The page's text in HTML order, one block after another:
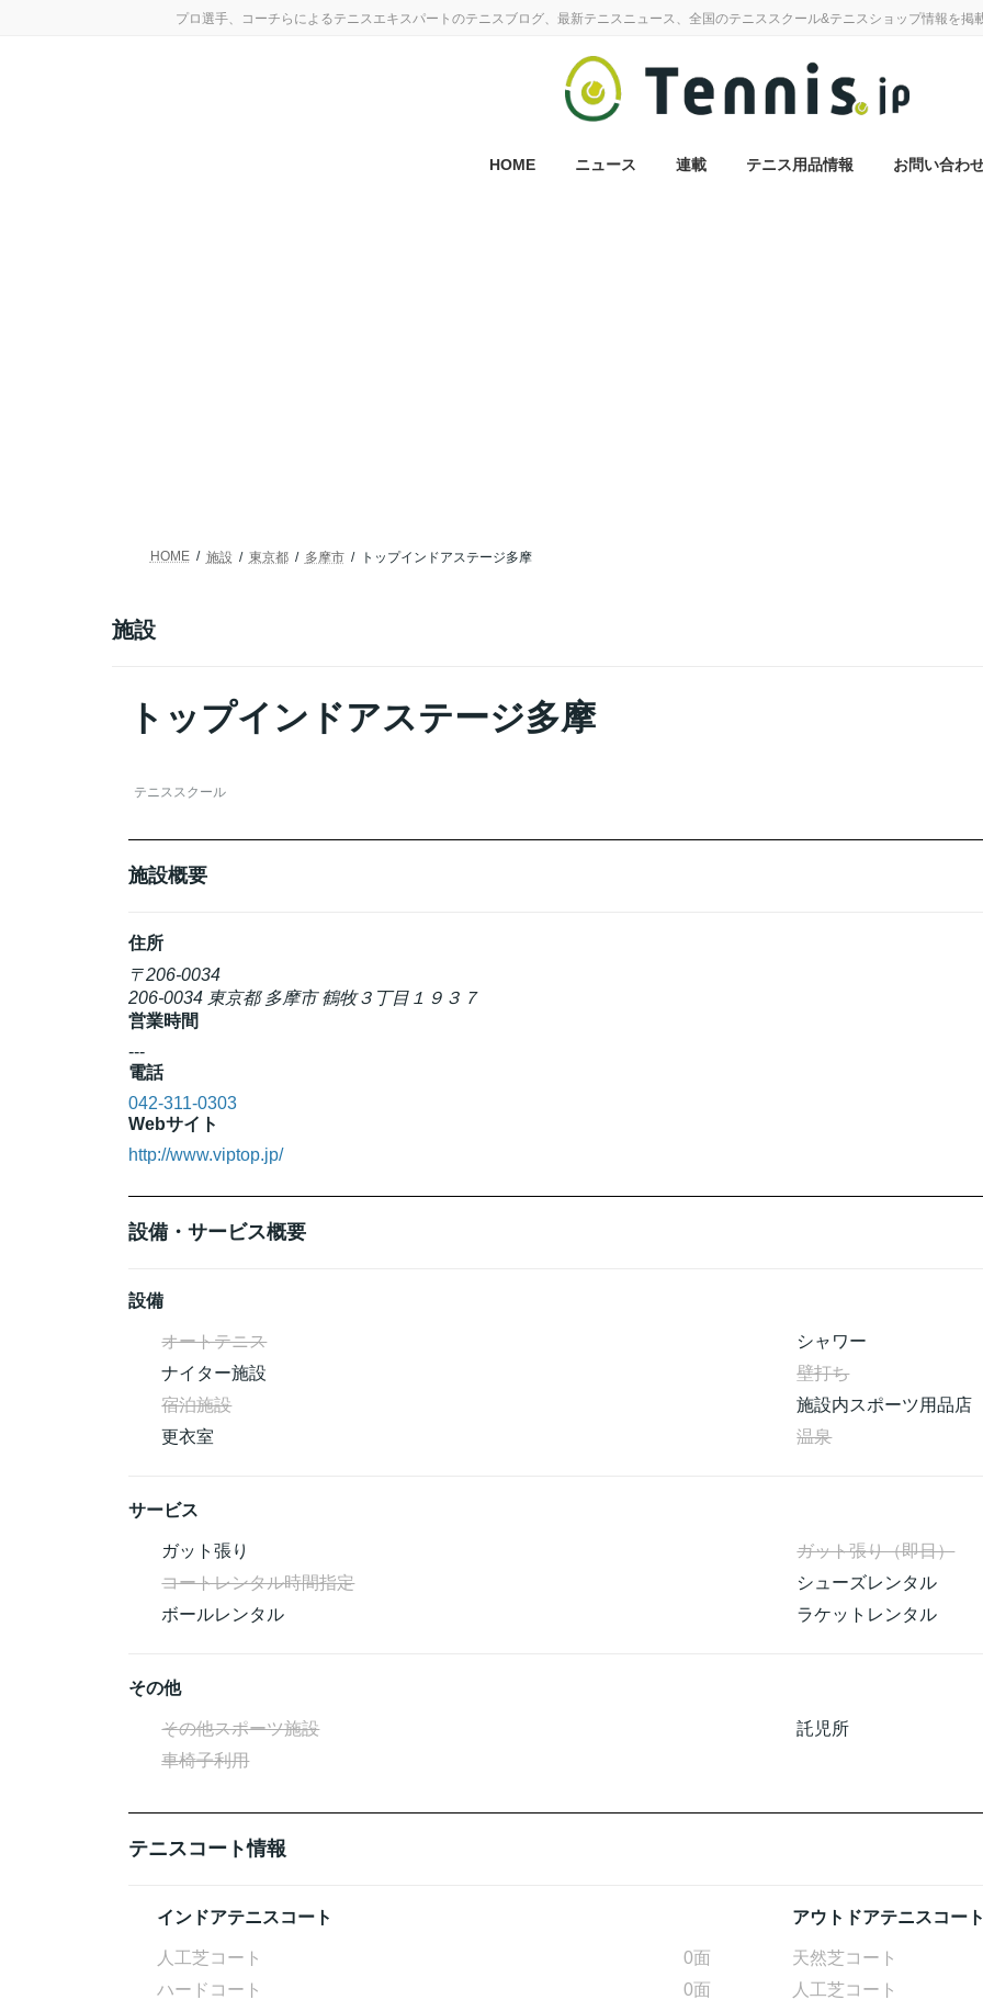
プロ選手、コーチらによるテニスエキスパートのテニスブログ、最新テニスニュース、全国のテニススクール&テニスショップ情報を
HOME ニュース 連載 テニス用品情報 お問い合わ
施設
HOME 施設 東京都 多摩市 トップインドアステージ多摩
トップインドアステージ多摩
テニススクール
施設概要
住所
〒206-0034
206-0034 東京都 多摩市 鶴牧３丁目１９３７
営業時間
---
電話
042-311-0303
Webサイト
http://www.viptop.jp/
設備・サービス概要
設備
オートテニス
シャワー
ナイター施設
壁打ち
宿泊施設
施設内スポーツ用品店
更衣室
温泉
サービス
ガット張り
ガット張り（即日）
コートレンタル時間指定
シューズレンタル
ボールレンタル
ラケットレンタル
その他
その他スポーツ施設
託児所
車椅子利用
テニスコート情報
インドアテニスコート
人工芝コート
0面
ハードコート
0面
アウトドアテニスコー
天然芝コート
人工芝コート